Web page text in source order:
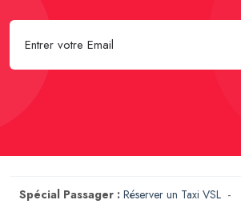
Spécial Passager : Réserver un Taxi VSL -